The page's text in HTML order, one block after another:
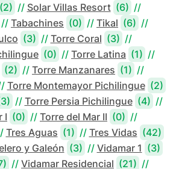
(2) // Solar Villas Resort (6) //
// Tabachines (0) // Tikal (6) //
(3) // Torre Coral (3) //
(0) // Torre Latina (1) //
(2) // Torre Manzanares (1) //
Torre Montemayor Pichilingue (2)
// Torre Persia Pichilingue (4) //
I (0) // Torre del Mar II (0) //
Tres Aguas (1) // Tres Vidas (42)
y Galeón (3) // Vidamar 1 (3)
// Vidamar Residencial (21) //